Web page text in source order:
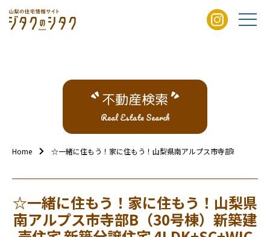
不動産検索
Real Estate Search
Home ☆一緒に住もう！家に住もう！山梨県南アルプス市寺部B（30号棟
☆一緒に住もう！家に住もう！山梨県
南アルプス市寺部B（30号棟）新築建